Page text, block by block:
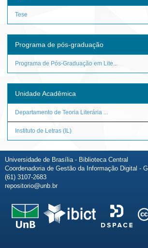
Tese
Programa de pós-graduação
Programa de Pós-Graduação em Lite...
Unidade Acadêmica
Departamento de Teoria Literária ...
Instituto de Letras (IL)
Universidade de Brasília - Biblioteca Central
Coordenadoria de Gestão da Informação Digital -
(61) 3107-2683
repositorio@unb.br